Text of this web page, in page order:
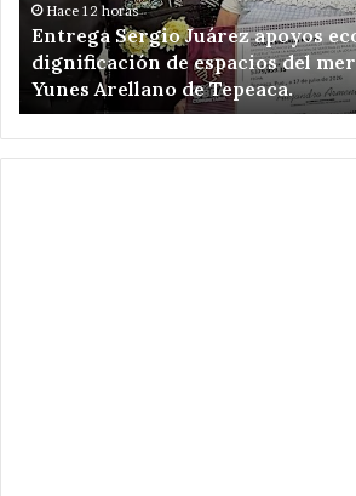
dignificación
de
espacios
del
mercado
Julián
Yunes
Hace 12 horas
Entrega Sergio Juárez apoyos
dignificación de espacios del
Yunes Arellano de Tepeaca.